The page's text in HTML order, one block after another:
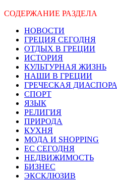
СОДЕРЖАНИЕ РАЗДЕЛА
НОВОСТИ
ГРЕЦИЯ СЕГОДНЯ
ОТДЫХ В ГРЕЦИИ
ИСТОРИЯ
КУЛЬТУРНАЯ ЖИЗНЬ
НАШИ В ГРЕЦИИ
ГРЕЧЕСКАЯ ДИАСПОРА
СПОРТ
ЯЗЫК
РЕЛИГИЯ
ПРИРОДА
КУХНЯ
МОДА И SHOPPING
ЕС СЕГОДНЯ
НЕДВИЖИМОСТЬ
БИЗНЕС
ЭКСКЛЮЗИВ